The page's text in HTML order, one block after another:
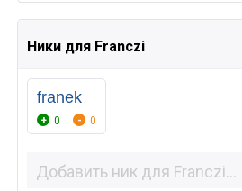
Ники для Franczi
franek
0 0